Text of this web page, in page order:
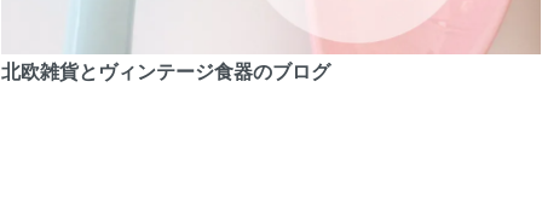
北欧雑貨とヴィンテージ食器のブログ